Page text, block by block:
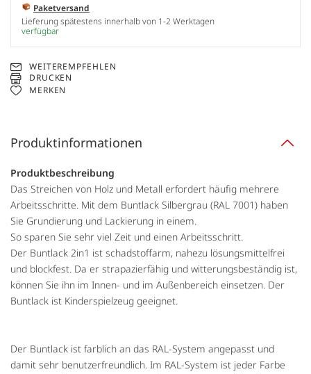
Paketversand
Lieferung spätestens innerhalb von 1-2 Werktagen
verfügbar
WEITEREMPFEHLEN
DRUCKEN
MERKEN
Produktinformationen
Produktbeschreibung
Das Streichen von Holz und Metall erfordert häufig mehrere
Arbeitsschritte. Mit dem Buntlack Silbergrau (RAL 7001) haben
Sie Grundierung und Lackierung in einem.
So sparen Sie sehr viel Zeit und einen Arbeitsschritt.
Der Buntlack 2in1 ist schadstoffarm, nahezu lösungsmittelfrei
und blockfest. Da er strapazierfähig und witterungsbeständig ist,
können Sie ihn im Innen- und im Außenbereich einsetzen. Der
Buntlack ist Kinderspielzeug geeignet.
Der Buntlack ist farblich an das RAL-System angepasst und
damit sehr benutzerfreundlich. Im RAL-System ist jeder Farbe